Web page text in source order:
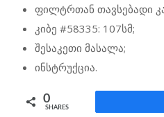
ფილტრთან თავსებადი
კიბე #58335: 107სმ;
შესაკეთი მასალა;
ინსტრუქცია.
0
SHARES